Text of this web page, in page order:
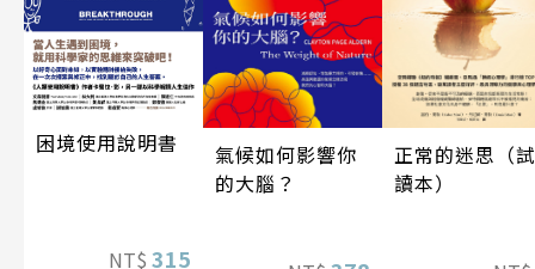
困境使用說明書
NT$ 315
氣候如何影響你
的大腦？
正常的迷思（試
讀本）